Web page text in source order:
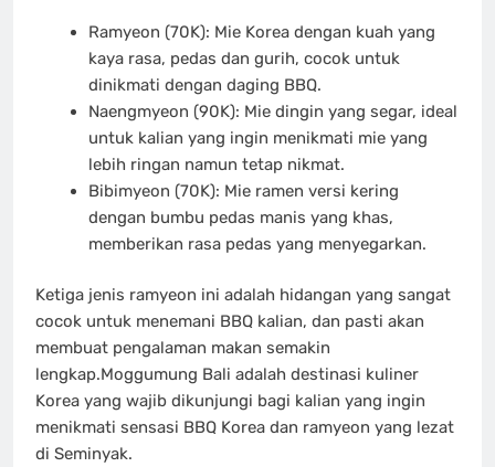
Ramyeon (70K): Mie Korea dengan kuah yang
kaya rasa, pedas dan gurih, cocok untuk
dinikmati dengan daging BBQ.
Naengmyeon (90K): Mie dingin yang segar, ideal
untuk kalian yang ingin menikmati mie yang
lebih ringan namun tetap nikmat.
Bibimyeon (70K): Mie ramen versi kering
dengan bumbu pedas manis yang khas,
memberikan rasa pedas yang menyegarkan.
Ketiga jenis ramyeon ini adalah hidangan yang sangat
cocok untuk menemani BBQ kalian, dan pasti akan
membuat pengalaman makan semakin
lengkap.Moggumung Bali adalah destinasi kuliner
Korea yang wajib dikunjungi bagi kalian yang ingin
menikmati sensasi BBQ Korea dan ramyeon yang lezat
di Seminyak.